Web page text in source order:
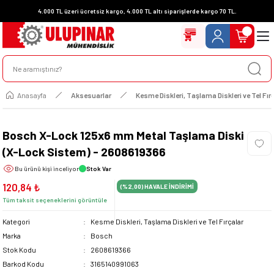
4.000 TL üzeri ücretsiz kargo, 4.000 TL altı siparişlerde kargo 70 TL.
Anasayfa Aksesuarlar Kesme Diskleri, Taşlama Diskleri ve Tel
Bosch X-Lock 125x6 mm Metal Taşlama Diski
(X-Lock Sistem) - 2608619366
Bu ürünü kişi inceliyor Stok Var
120,84 ₺
Tüm taksit seçeneklerini görüntüle
(%2,00)HAVALE İNDİRİMİ
Kategori
Kesme Diskleri, Taşlama Diskleri ve Tel Fırçalar
Marka
Bosch
Stok Kodu
2608619366
Barkod Kodu
3165140991063